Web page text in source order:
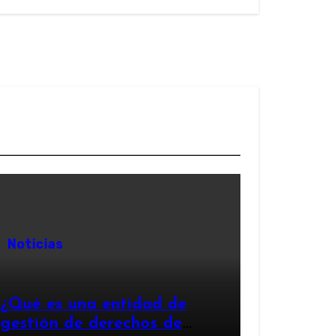
Noticias
¿Qué es una entidad de
gestión de derechos de